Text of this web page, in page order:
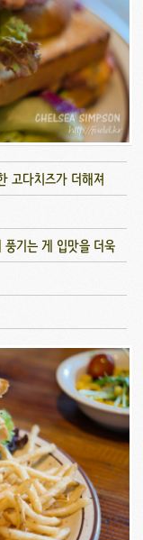
고다치즈가 더해져
기는 게 입맛을 더욱